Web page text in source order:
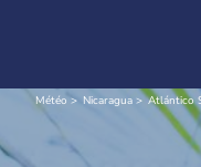
Météo Nicaragua Atlántico